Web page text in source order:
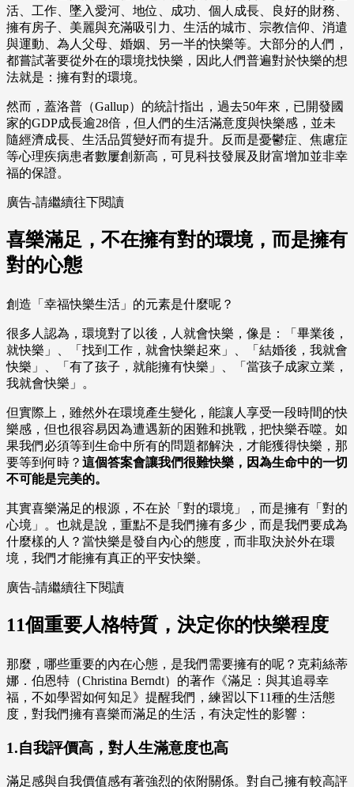
活、工作、墜入愛河、地位、成功、個人成長、良好的財務、
擁有房子、美麗與充滿吸引力、生活的城市、宗教信仰、消遣
與運動、為人父母、婚姻、另一半的快樂等。大部分的人們，
都嘗試著要從外在的環境找快樂，因此人們普遍對於快樂的想
法就是：擁有對的環境。
然而，蓋洛普（Gallup）的統計指出，過去50年來，已開發國
家的GDP成長逾28倍，但人們的生活滿意度與快樂感，並未
隨經濟成長、生活品質變好而有提升。反而是憂鬱症、焦慮症
等心理疾病患者數屢創新高，可見科技發展及財富增加並非幸
福的保證。
廣告-請繼續往下閱讀
喜樂滿足，不在擁有對的環境，而是擁有
對的心態
創造「幸福快樂生活」的元素是什麼呢？
很多人認為，環境對了以後，人就會快樂，像是：「畢業後，
就快樂」、「找到工作，就會快樂起來」、「結婚後，我就會
快樂」、「有了孩子，就能擁有快樂」、「當孩子成家立業，
我就會快樂」。
但實際上，雖然外在環境產生變化，能讓人享受一段時間的快
樂感，但也很容易因為遭遇新的困難和挑戰，把快樂吞噬。如
果我們必須等到生命中所有的問題都解決，才能獲得快樂，那
要等到何時？ 這個答案會讓我們很難快樂，因為生命中的一切
不可能是完美的。
其實喜樂滿足的根源，不在於「對的環境」，而是擁有「對的
心境」。也就是說，重點不是我們擁有多少，而是我們要成為
什麼樣的人？當快樂是發自內心的態度，而非取決於外在環
境，我們才能擁有真正的平安快樂。
廣告-請繼續往下閱讀
11個重要人格特質，決定你的快樂程度
那麼，哪些重要的內在心態，是我們需要擁有的呢？克莉絲蒂
娜．伯恩特（Christina Berndt）的著作《滿足：與其追尋幸
福，不如學習如何知足》提醒我們，練習以下11種的生活態
度，對我們擁有喜樂而滿足的生活，有決定性的影響：
1.自我評價高，對人生滿意度也高
滿足感與自我價值感有著強烈的依附關係。對自己擁有較高評